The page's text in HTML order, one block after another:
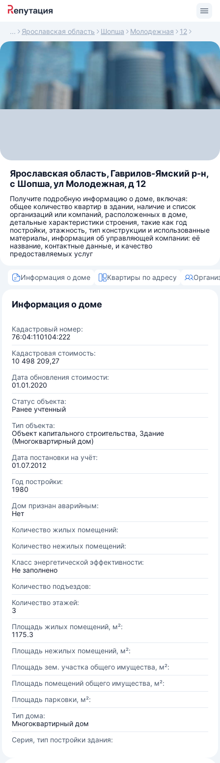
Ярославская область Шопша Молодежная 12
Ярославская область, Гаврилов-Ямский р-н,
с Шопша, ул Молодежная, д 12
Получите подробную информацию о доме, включая:
общее количество квартир в здании, наличие и список
организаций или компаний, расположенных в доме,
детальные характеристики строения, такие как год
постройки, этажность, тип конструкции и использованные
материалы, информация об управляющей компании: её
название, контактные данные, и качество
предоставляемых услуг
Информация о доме Квартиры по адресу
Информация о доме
Кадастровый номер:
76:04:110104:222
Кадастровая стоимость:
10 498 209,27
Дата обновления стоимости:
01.01.2020
Статус объекта:
Ранее учтенный
Тип объекта:
Объект капитального строительства, Здание
(Многоквартирный дом)
Дата постановки на учёт:
01.07.2012
Год постройки:
1980
Дом признан аварийным:
Нет
Количество жилых помещений:
Количество нежилых помещений:
Класс энергетической эффективности:
Не заполнено
Количество подъездов:
Количество этажей:
3
Площадь жилых помещений, м²:
1175.3
Площадь нежилых помещений, м²:
Площадь зем. участка общего имущества, м²:
Площадь помещений общего имущества, м²:
Площадь парковки, м²:
Тип дома:
Многоквартирный дом
Серия, тип постройки здания: